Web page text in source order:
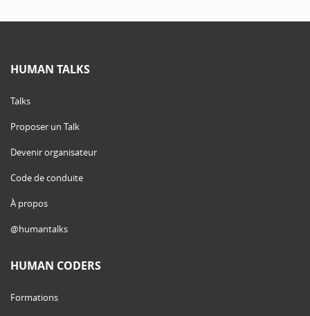
HUMAN TALKS
Talks
Proposer un Talk
Devenir organisateur
Code de conduite
À propos
@humantalks
HUMAN CODERS
Formations